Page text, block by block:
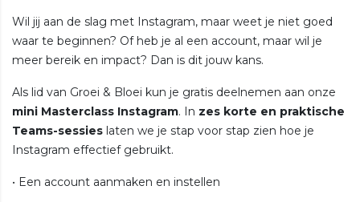
Wil jij aan de slag met Instagram, maar weet je niet goed
waar te beginnen? Of heb je al een account, maar wil je
meer bereik en impact? Dan is dit jouw kans.
Als lid van Groei & Bloei kun je gratis deelnemen aan onze
mini Masterclass Instagram. In zes korte en praktische
Teams-sessies laten we je stap voor stap zien hoe je
Instagram effectief gebruikt.
• Een account aanmaken en instellen